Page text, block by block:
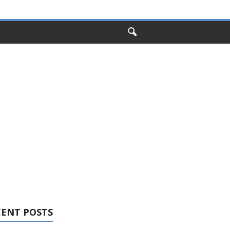
POSTS